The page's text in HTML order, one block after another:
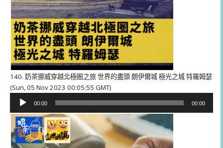
140. 奶茶挪威穿越北極圈之旅 世界的盡頭 朗伊爾城 極光之城 特羅姆瑟
(Sun, 05 Nov 2023 00:05:55 GMT)
播
放
器
00:00 00:00